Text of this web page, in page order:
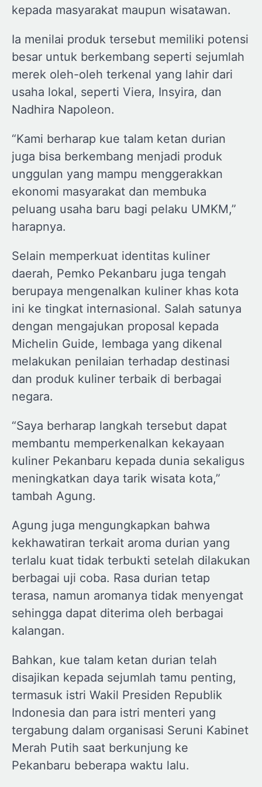
kepada masyarakat maupun wisatawan.
Ia menilai produk tersebut memiliki potensi
besar untuk berkembang seperti sejumlah
merek oleh-oleh terkenal yang lahir dari
usaha lokal, seperti Viera, Insyira, dan
Nadhira Napoleon.
“Kami berharap kue talam ketan durian
juga bisa berkembang menjadi produk
unggulan yang mampu menggerakkan
ekonomi masyarakat dan membuka
peluang usaha baru bagi pelaku UMKM,”
harapnya.
Selain memperkuat identitas kuliner
daerah, Pemko Pekanbaru juga tengah
berupaya mengenalkan kuliner khas kota
ini ke tingkat internasional. Salah satunya
dengan mengajukan proposal kepada
Michelin Guide, lembaga yang dikenal
melakukan penilaian terhadap destinasi
dan produk kuliner terbaik di berbagai
negara.
“Saya berharap langkah tersebut dapat
membantu memperkenalkan kekayaan
kuliner Pekanbaru kepada dunia sekaligus
meningkatkan daya tarik wisata kota,”
tambah Agung.
Agung juga mengungkapkan bahwa
kekhawatiran terkait aroma durian yang
terlalu kuat tidak terbukti setelah dilakukan
berbagai uji coba. Rasa durian tetap
terasa, namun aromanya tidak menyengat
sehingga dapat diterima oleh berbagai
kalangan.
Bahkan, kue talam ketan durian telah
disajikan kepada sejumlah tamu penting,
termasuk istri Wakil Presiden Republik
Indonesia dan para istri menteri yang
tergabung dalam organisasi Seruni Kabinet
Merah Putih saat berkunjung ke
Pekanbaru beberapa waktu lalu.